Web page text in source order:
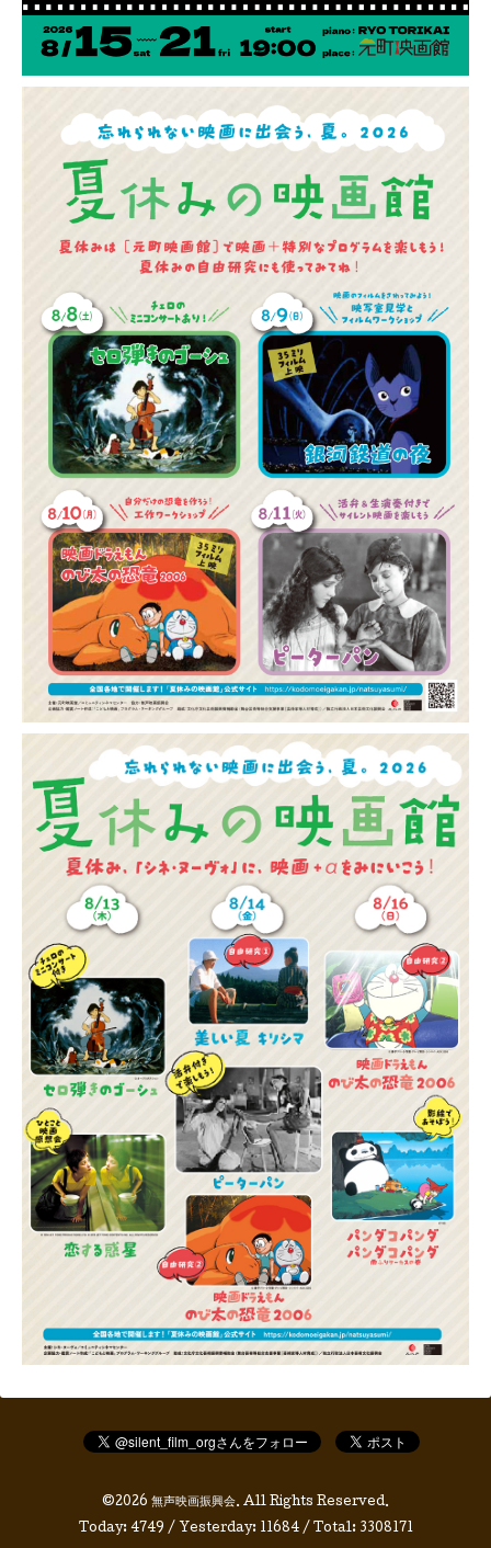
©2026 無声映画振興会. All Rights Reserved.
Today: 4749 / Yesterday: 11684/ Total: 3308171